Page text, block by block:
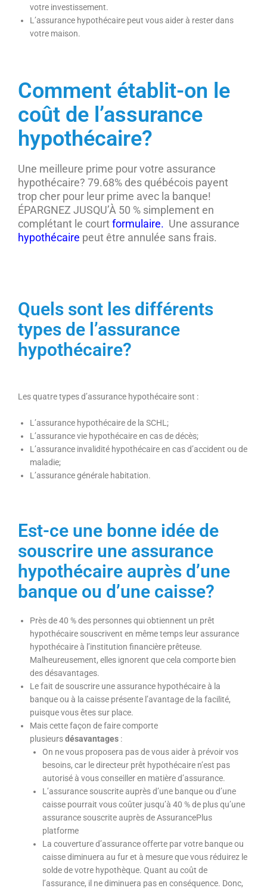
votre investissement.
L’assurance hypothécaire peut vous aider à rester dans
votre maison.
Comment établit-on le
coût de l’assurance
hypothécaire?
Une meilleure prime pour votre assurance
hypothécaire? 79.68% des québécois payent
trop cher pour leur prime avec la banque!
ÉPARGNEZ JUSQU’À 50 % simplement en
complétant le courtformulaire. Une assurance
hypothécaire peut être annulée sans frais.
Quels sont les différents
types de l’assurance
hypothécaire?
Les quatre types d’assurance hypothécaire sont :
L’assurance hypothécaire de la SCHL;
L’assurance vie hypothécaire en cas de décès;
L’assurance invalidité hypothécaire en cas d’accident ou de
maladie;
L’assurance générale habitation.
Est-ce une bonne idée de
souscrire une assurance
hypothécaire auprès d’une
banque ou d’une caisse?
Près de 40 % des personnes qui obtiennent un prêt
hypothécaire souscrivent en même temps leur assurance
hypothécaire à l’institution financière prêteuse.
Malheureusement, elles ignorent que cela comporte bien
des désavantages.
Le fait de souscrire une assurance hypothécaire à la
banque ou à la caisse présente l’avantage de la facilité,
puisque vous êtes sur place.
Mais cette façon de faire comporte
plusieursdésavantages :
On ne vous proposera pas de vous aider à prévoir vos
besoins, car le directeur prêt hypothécaire n’est pas
autorisé à vous conseiller en matière d’assurance.
L’assurance souscrite auprès d’une banque ou d’une
caisse pourrait vous coûter jusqu’à 40 % de plus qu’une
assurance souscrite auprès de AssurancePlus
platforme
La couverture d’assurance offerte par votre banque ou
caisse diminuera au fur et à mesure que vous réduirez le
solde de votre hypothèque. Quant au coût de
l’assurance, il ne diminuera pas en conséquence. Donc,